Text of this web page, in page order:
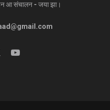
आ संचालन - जया झा।